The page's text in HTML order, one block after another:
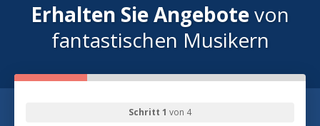
Erhalten Sie Angebotevon
fantastischen Musikern
Schritt 1 von 4